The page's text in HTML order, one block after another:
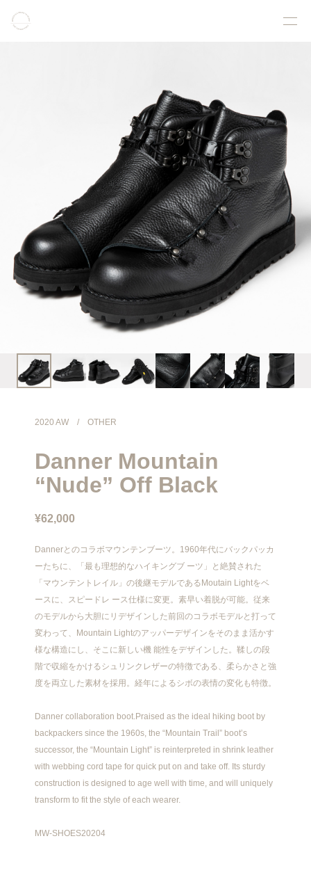
2020 AW / OTHER
Danner Mountain
“Nude” Off Black
¥62,000
Dannerとのコラボマウンテンブーツ。1960年代にバックパッカ
ーたちに、「最も理想的なハイキングブ ーツ」と絶賛された
「マウンテントレイル」の後継モデルであるMoutain Lightをベ
ースに、スピードレ ース仕様に変更。素早い着脱が可能。従来
のモデルから大胆にリデザインした前回のコラボモデルと打って
変わって、Mountain Lightのアッパーデザインをそのまま活かす
様な構造にし、そこに新しい機 能性をデザインした。鞣しの段
階で収縮をかけるシュリンクレザーの特徴である、柔らかさと強
度を両立した素材を採用。経年によるシボの表情の変化も特徴。
Danner collaboration boot.Praised as the ideal hiking boot by
backpackers since the 1960s, the “Mountain Trail” boot’s
successor, the “Mountain Light” is reinterpreted in shrink leather
with webbing cord tape for quick put on and take off. Its sturdy
construction is designed to age well with time, and will uniquely
transform to fit the style of each wearer.
MW-SHOES20204
ONLINE STORE
STORELIST
ABOUT
FACEBOOK
INSTAGRAM